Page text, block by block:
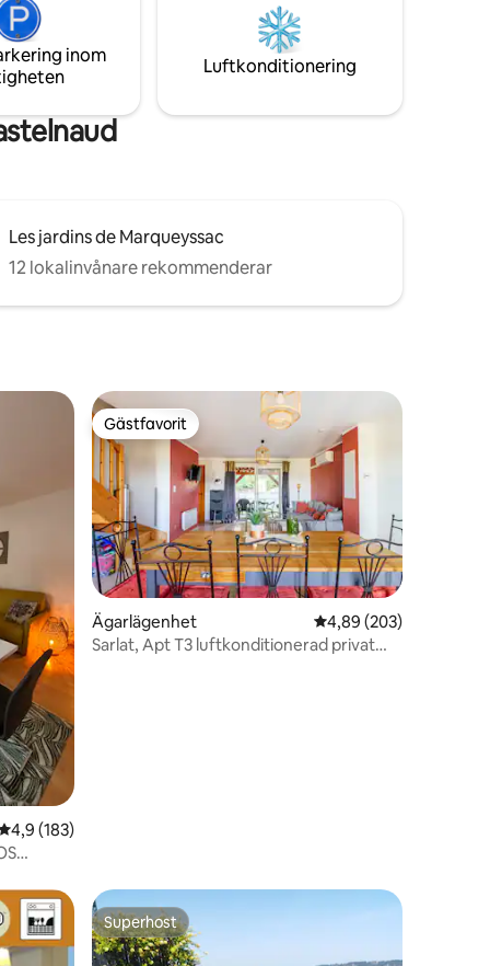
Kom
och
paradiset hängande högt, du kommer
att överblicka "Vallée des 5 châteaux".
inom
Luftkonditionering
Les jardins de Marqueyssac
12 lokalinvånare rekommenderar
av 5 i genomsnittligt betyg, 183 omdömen
4,9 (183)
Gästfavorit
Gästfavorit
Ägarlägenhet 4,89 av 5 i
4,89 (203)
Sarlat, Apt T3 luftkonditionerad privat
Superhost
Superhost